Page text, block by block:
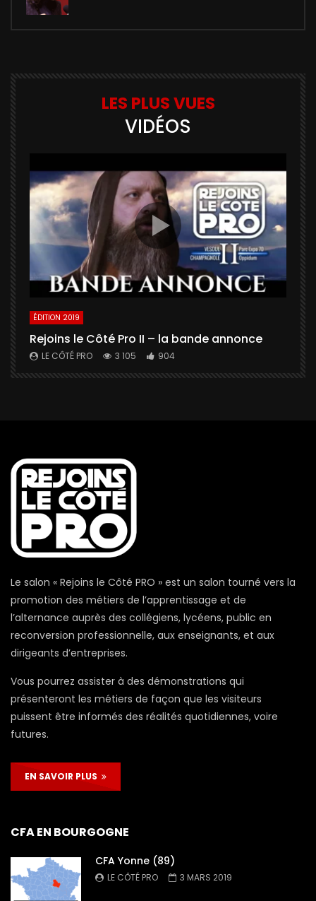
LES PLUS VUES
VIDÉOS
ÉDITION 2019
Rejoins le Côté Pro II – la bande annonce
LE CÔTÉ PRO 3 105 904
Le salon « Rejoins le Côté PRO » est un salon tourné vers la
promotion des métiers de l’apprentissage et de
l’alternance auprès des collégiens, lycéens, public en
reconversion professionnelle, aux enseignants, et aux
dirigeants d’entreprises.
Vous pourrez assister à des démonstrations qui
présenteront les métiers de façon que les visiteurs
puissent être informés des réalités quotidiennes, voire
futures.
EN SAVOIR PLUS
CFA EN BOURGOGNE
CFA Yonne (89)
LE CÔTÉ PRO 3 MARS 2019